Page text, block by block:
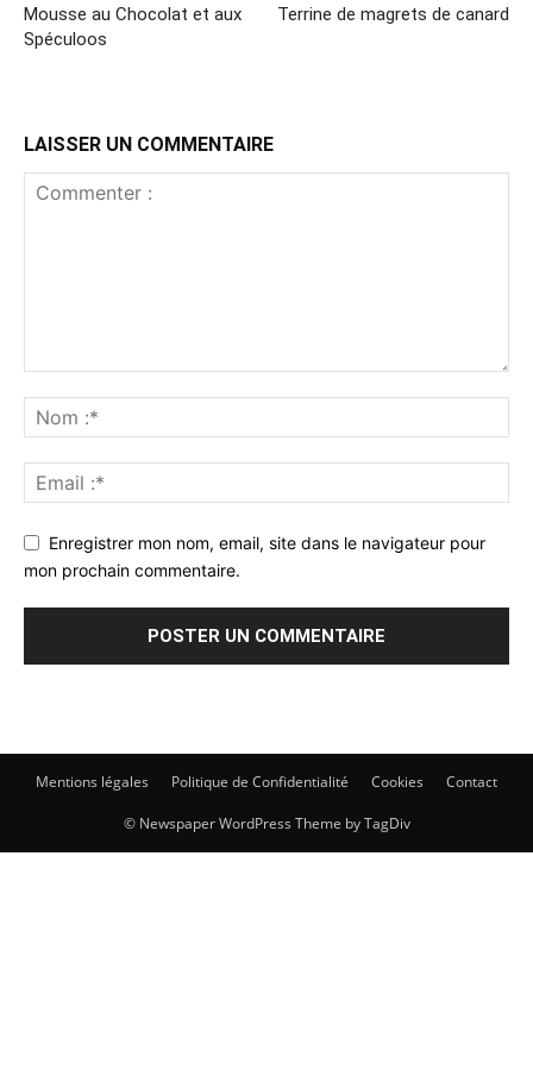
Mousse au Chocolat et aux
Spéculoos
Terrine de magrets de canard
LAISSER UN COMMENTAIRE
Enregistrer mon nom, email, site dans le navigateur pour
mon prochain commentaire.
Mentions légales Politique de Confidentialité Cookies Contact
© Newspaper WordPress Theme by TagDiv